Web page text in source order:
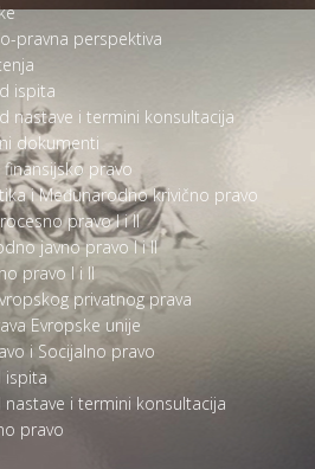
pravna perspektiva
ispita
nastave i termini konsultacija
dokumenti
finansijsko pravo
i Međunarodno krivično pravo
pravo I i II
javno pravo I i II
pravo I i II
privatnog prava
Evropske unije
i Socijalno pravo
ispita
nastave i termini konsultacija
pravo